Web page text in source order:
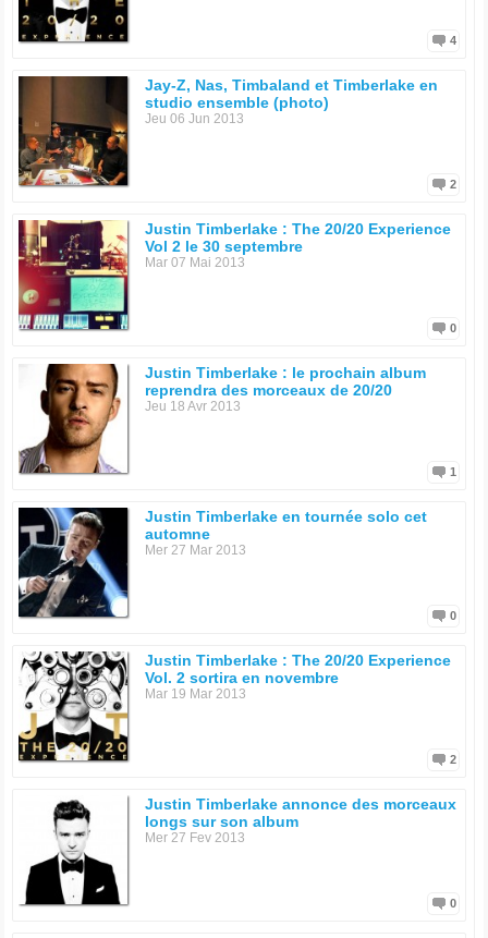
4
Jay-Z, Nas, Timbaland et Timberlake en
studio ensemble (photo)
Jeu 06 Jun 2013
2
Justin Timberlake : The 20/20 Experience
Vol 2 le 30 septembre
Mar 07 Mai 2013
0
Justin Timberlake : le prochain album
reprendra des morceaux de 20/20
Jeu 18 Avr 2013
1
Justin Timberlake en tournée solo cet
automne
Mer 27 Mar 2013
0
Justin Timberlake : The 20/20 Experience
Vol. 2 sortira en novembre
Mar 19 Mar 2013
2
Justin Timberlake annonce des morceaux
longs sur son album
Mer 27 Fev 2013
0